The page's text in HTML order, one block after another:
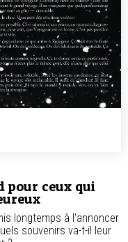
pour ceux qui
longtemps à l'annoncer
souvenirs va-t-il leur